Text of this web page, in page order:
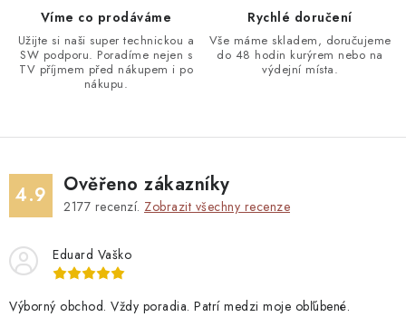
Víme co prodáváme
Užijte si naši super technickou a
SW podporu. Poradíme nejen s
TV příjmem před nákupem i po
nákupu.
Rychlé doručení
Vše máme skladem, doručujeme
do 48 hodin kurýrem nebo na
výdejní místa.
4.9 Ověřeno zákazníky
2177 recenzí. Zobrazit všechny recenze
Eduard Vaško
Výborný obchod. Vždy poradia. Patrí medzi moje obľúbené.